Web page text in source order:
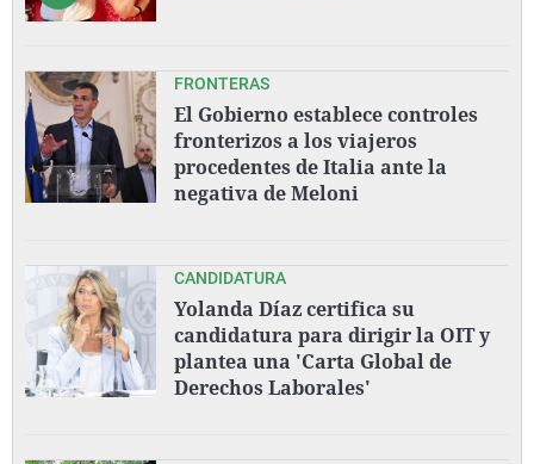
FRONTERAS
El Gobierno establece controles
fronterizos a los viajeros
procedentes de Italia ante la
negativa de Meloni
CANDIDATURA
Yolanda Díaz certifica su
candidatura para dirigir la OIT y
plantea una 'Carta Global de
Derechos Laborales'